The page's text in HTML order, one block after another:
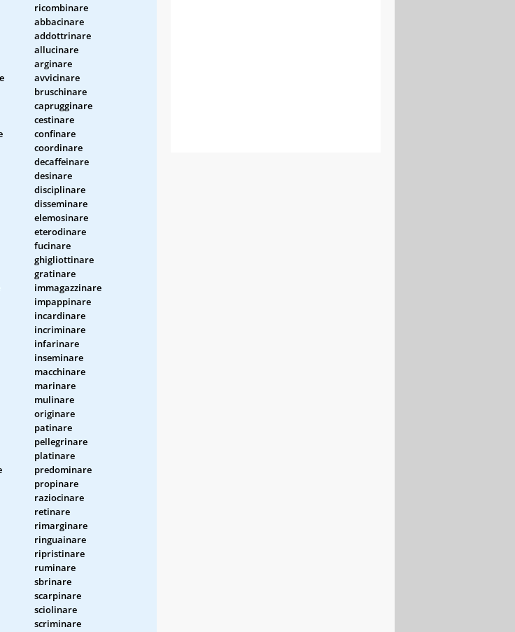
ricombinare
abbacinare
addottrinare
allucinare
arginare
avvicinare
bruschinare
caprugginare
cestinare
confinare
coordinare
decaffeinare
desinare
disciplinare
disseminare
elemosinare
eterodinare
fucinare
ghigliottinare
gratinare
immagazzinare
impappinare
incardinare
incriminare
infarinare
inseminare
macchinare
marinare
mulinare
originare
patinare
pellegrinare
platinare
predominare
propinare
raziocinare
retinare
rimarginare
ringuainare
ripristinare
ruminare
sbrinare
scarpinare
sciolinare
scriminare